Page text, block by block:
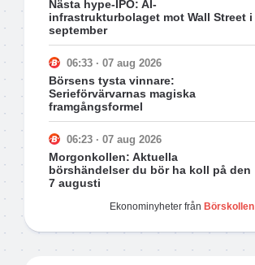
Nästa hype-IPO: AI-
infrastrukturbolaget mot Wall Street i
september
06:33 · 07 aug 2026
Börsens tysta vinnare:
Serieförvärvarnas magiska
framgångsformel
06:23 · 07 aug 2026
Morgonkollen: Aktuella
börshändelser du bör ha koll på den
7 augusti
Ekonominyheter från Börskollen